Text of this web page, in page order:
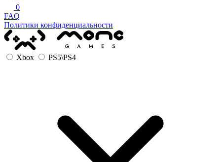
0
FAQ
Политики конфиденциальности
Xbox PS5\PS4